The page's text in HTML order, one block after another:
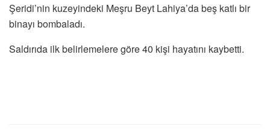
Şeridi’nin kuzeyindeki Meşru Beyt Lahiya’da beş katlı bir
binayı bombaladı.
Saldırıda ilk belirlemelere göre 40 kişi hayatını kaybetti.